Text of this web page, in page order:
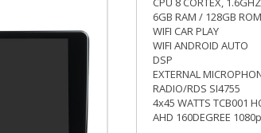
6GB RAM / 128GB ROM
WIFI CAR PLAY
WIFI ANDROID AUTO
DSP
EXTERNAL
RADIO/RDS SI4755
4x45 WATTS TCB001
AHD 160DEGREE